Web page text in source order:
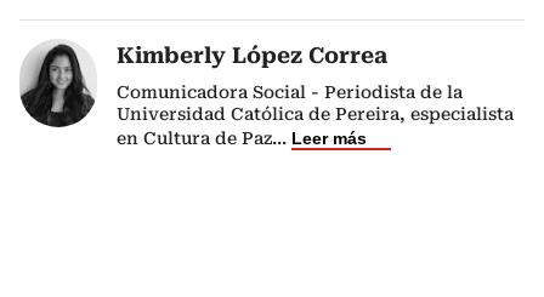
Kimberly López Correa
Comunicadora Social - Periodista de la
Universidad Católica de Pereira, especialista
en Cultura de Paz... Leer más